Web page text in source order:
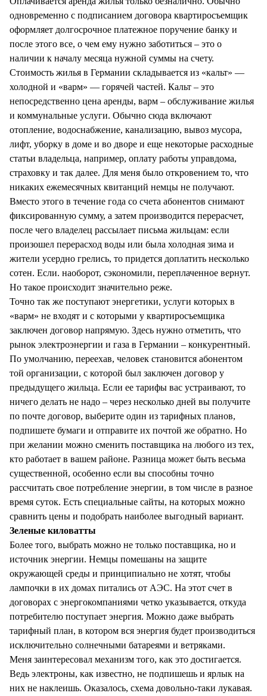
одновременно с подписанием договора квартиросъемщик
оформляет долгосрочное платежное поручение банку и
после этого все, о чем ему нужно заботиться – это о
наличии к началу месяца нужной суммы на счету.
Стоимость жилья в Германии складывается из «кальт» —
холодной и «варм» — горячей частей. Кальт – это
непосредственно цена аренды, варм – обслуживание жилья
и коммунальные услуги. Обычно сюда включают
отопление, водоснабжение, канализацию, вывоз мусора,
лифт, уборку в доме и во дворе и еще некоторые расходные
статьи владельца, например, оплату работы управдома,
страховку и так далее. Для меня было откровением то, что
никаких ежемесячных квитанций немцы не получают.
Вместо этого в течение года со счета абонентов снимают
фиксированную сумму, а затем производится перерасчет,
после чего владелец рассылает письма жильцам: если
произошел перерасход воды или была холодная зима и
жители усердно грелись, то придется доплатить несколько
сотен. Если. наоборот, сэкономили, переплаченное вернут.
Но такое происходит значительно реже.
Точно так же поступают энергетики, услуги которых в
«варм» не входят и с которыми у квартиросъемщика
заключен договор напрямую. Здесь нужно отметить, что
рынок электроэнергии и газа в Германии – конкурентный.
По умолчанию, переехав, человек становится абонентом
той организации, с которой был заключен договор у
предыдущего жильца. Если ее тарифы вас устраивают, то
ничего делать не надо – через несколько дней вы получите
по почте договор, выберите один из тарифных планов,
подпишете бумаги и отправите их почтой же обратно. Но
при желании можно сменить поставщика на любого из тех,
кто работает в вашем районе. Разница может быть весьма
существенной, особенно если вы способны точно
рассчитать свое потребление энергии, в том числе в разное
время суток. Есть специальные сайты, на которых можно
сравнить цены и подобрать наиболее выгодный вариант.
Зеленые киловатты
Более того, выбрать можно не только поставщика, но и
источник энергии. Немцы помешаны на защите
окружающей среды и принципиально не хотят, чтобы
лампочки в их домах питались от АЭС. На этот счет в
договорах с энергокомпаниями четко указывается, откуда
потребителю поступает энергия. Можно даже выбрать
тарифный план, в котором вся энергия будет производиться
исключительно солнечными батареями и ветряками.
Меня заинтересовал механизм того, как это достигается.
Ведь электроны, как известно, не подпишешь и ярлык на
них не наклеишь. Оказалось, схема довольно-таки лукавая.